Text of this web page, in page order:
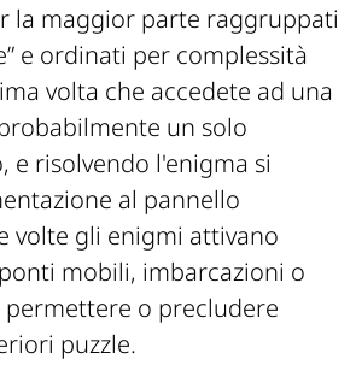
la maggior parte raggruppati
e ordinati per complessità
volta che accedete ad una
un solo
e risolvendo l'enigma si
al pannello
volte gli enigmi attivano
mobili, imbarcazioni o
o precludere
puzzle.